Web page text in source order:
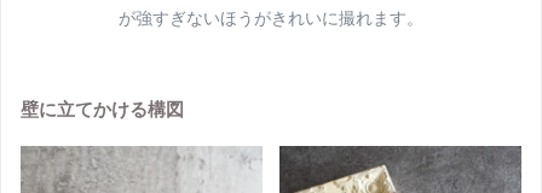
が強すぎないほうがきれいに撮れます。
壁に立てかける構図